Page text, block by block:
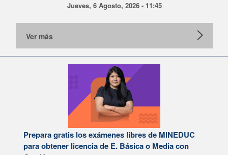
Jueves, 6 Agosto, 2026 - 11:45
Ver más
Prepara gratis los exámenes libres de MINEDUC
para obtener licencia de E. Básica o Media con